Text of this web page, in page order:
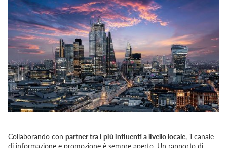
Collaborando con partner tra i più influenti a livello locale, il canale
di informazione e promozione è sempre aperto. Un rapporto di